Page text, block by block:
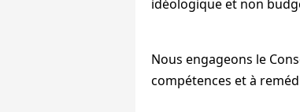
idéologique et non
Nous engageons le
compétences et à